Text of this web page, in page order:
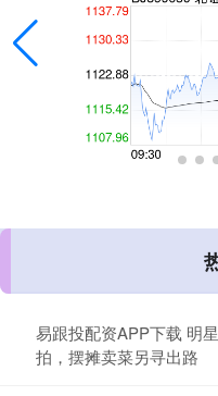
易跟投配资APP下载 明
拍，摆摊卖菜另寻出路